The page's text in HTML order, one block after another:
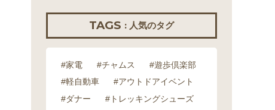
TAGS : 人気のタグ
#家電 #チャムス
#遊歩倶楽部
#軽自動車
#アウトドアイベント
#ダナー
#トレッキングシューズ